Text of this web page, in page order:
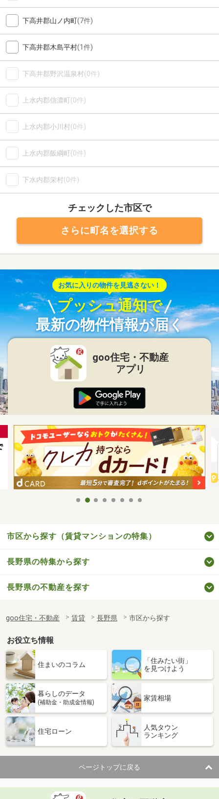
下高井郡山ノ内町(7件)
下高井郡木島平村(1件)
下高井郡野沢温泉村(0件)
上水内郡信濃町(0件)
上水内郡小川村(0件)
上水内郡飯綱町(0件)
下水内郡栄村(0件)
チェックした市区で
さらに町名を選択する
お気に入りの物件を見逃さない！
プッシュ通知で
最新の物件情報が届く
goo住宅・不動産
アプリ
市区から探す（賃貸マンションの特集）
長野県の特集から探す
長野県の不動産を探す
goo住宅・不動産 賃貸 長野県 市区から探す
お役立ち情報
住まいのコラム
「住みたい街」
を見つけよう
暮らしのデータ
(補助金・助成金情報)
家賃相場
住宅ローン
人気タウン
ランキング
ページトップに戻る